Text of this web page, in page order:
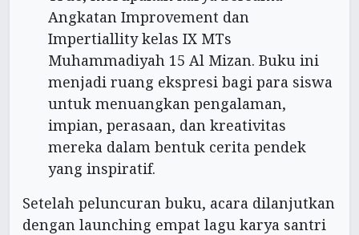
Angkatan Improvement dan
Impertiallity kelas IX MTs
Muhammadiyah 15 Al Mizan. Buku ini
menjadi ruang ekspresi bagi para siswa
untuk menuangkan pengalaman,
impian, perasaan, dan kreativitas
mereka dalam bentuk cerita pendek
yang inspiratif.
Setelah peluncuran buku, acara dilanjutkan
dengan launching empat lagu karya santri